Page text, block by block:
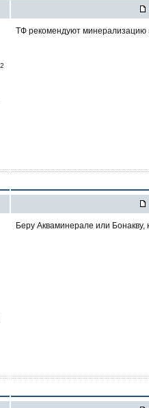
ТФ рекомендуют
Беру Акваминерале или Бонакву,